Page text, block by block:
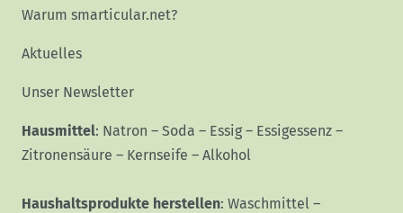
Warum smarticular.net?
Aktuelles
Unser Newsletter
Hausmittel: Natron – Soda – Essig – Essigessenz –
Zitronensäure – Kernseife – Alkohol
Haushaltsprodukte herstellen: Waschmittel –